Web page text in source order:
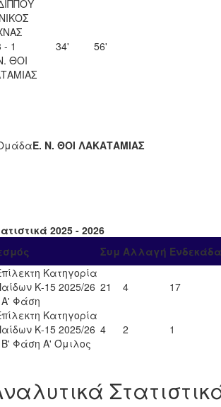
- 1
ΘΟΙ
34' 56'
Ε. Ν. ΘΟΙ ΛΑΚΑΤΑΜΙΑΣ
2025 - 2026
Συμ Αλλαγή Ενδεκάδα
Κατηγορία
Κ-15 2025/26
Φάση
21 4 17
Κατηγορία
Κ-15 2025/26
Φάση Α' Όμιλος
4 2 1